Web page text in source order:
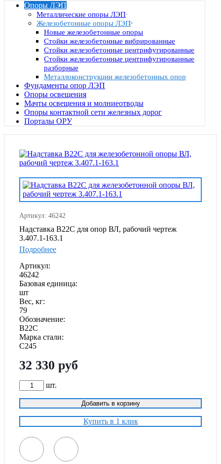
Опоры ЛЭП
Металлические опоры ЛЭП
Железобетонные опоры ЛЭП
Новые железобетонные опоры
Стойки железобетонные вибрированные
Стойки железобетонные центрифугированные
Стойки железобетонные центрифугированные
разборные
Металлоконструкции железобетонных опор
Фундаменты опор ЛЭП
Опоры освещения
Мачты освещения и молниеотводы
Опоры контактной сети железных дорог
Порталы ОРУ
Артикул: 46242
Надставка В22С для опор ВЛ, рабочий чертеж
3.407.1-163.1
Подробнее
Артикул:
46242
Базовая единица:
шт
Вес, кг:
79
Обозначение:
В22С
Марка стали:
С245
32 330 руб
шт.
Добавить в корзину
Купить в 1 клик